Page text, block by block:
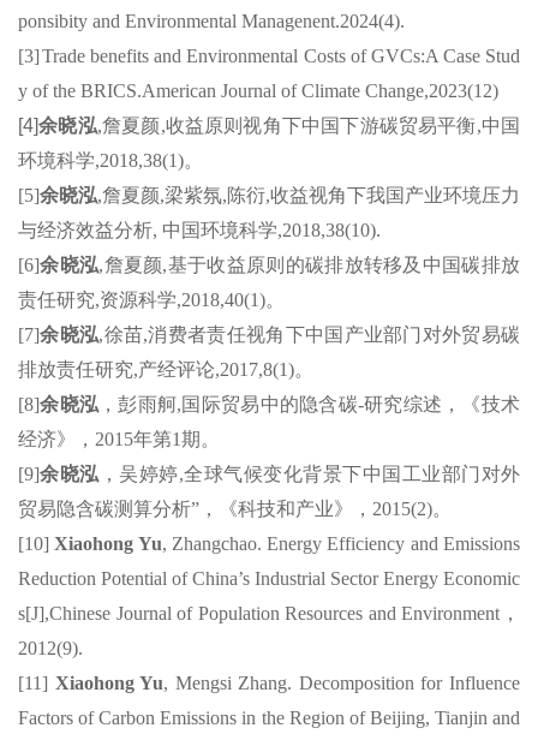
ponsibity and Environmental Managenent.2024(4).
[3]Trade benefits and Environmental Costs ofGVCs:A Case Stud
y of the BRICS.American Journal of Climate Change,2023(12)
[4]余晓泓,詹夏颜,收益原则视角下中国下游碳贸易平衡,中国
环境科学,2018,38(1)。
[5]余晓泓,詹夏颜,梁紫氛,陈衍,收益视角下我国产业环境压力
与经济效益分析, 中国环境科学,2018,38(10).
[6]余晓泓,詹夏颜,基于收益原则的碳排放转移及中国碳排放
责任研究,资源科学,2018,40(1)。
[7]余晓泓,徐苗,消费者责任视角下中国产业部门对外贸易碳
排放责任研究,产经评论,2017,8(1)。
[8]余晓泓 ，彭雨舸,国际贸易中的隐含碳-研究综述，《技术
经济》， 2015年第1期。
[9]余晓泓 ，吴婷婷,全球气候变化背景下中国工业部门对外
贸易隐含碳测算分析” ，《科技和产业》， 2015(2)。
[10] Xiaohong Yu, Zhangchao. Energy Efficiency and Emissions
Reduction Potential of China’s Industrial Sector Energy Economic
s[J],Chinese Journal of Population Resources and Environment ，
2012(9).
[11] Xiaohong Yu, Mengsi Zhang. Decomposition for Influence
Factors of Carbon Emissions in the Region of Beijing, Tianjin and